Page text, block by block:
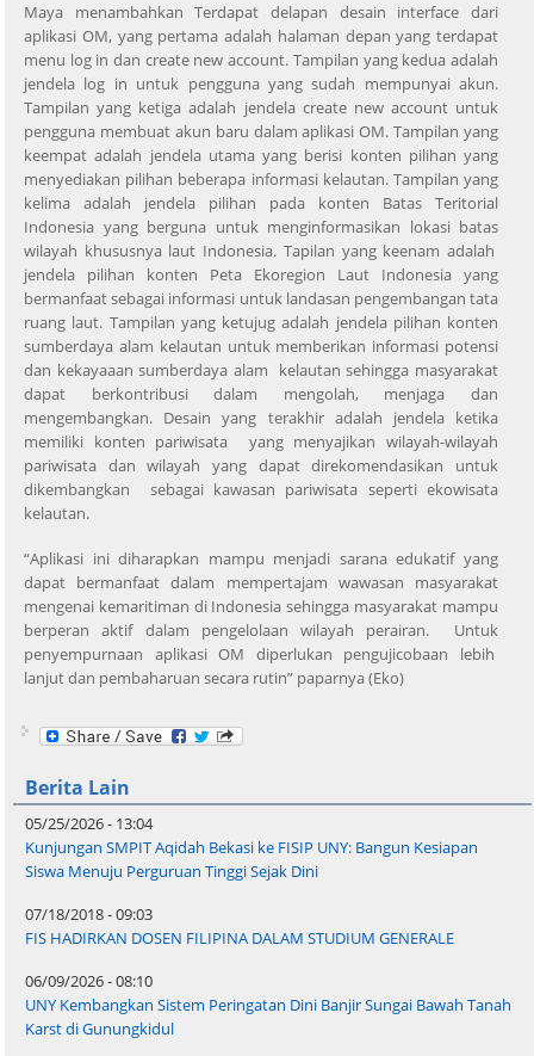
Maya menambahkan Terdapat delapan desain interface dari
aplikasi OM, yang pertama adalah halaman depan yang terdapat
menu log in dan create new account. Tampilan yang kedua adalah
jendela log in untuk pengguna yang sudah mempunyai akun.
Tampilan yang ketiga adalah jendela create new account untuk
pengguna membuat akun baru dalam aplikasi OM. Tampilan yang
keempat adalah jendela utama yang berisi konten pilihan yang
menyediakan pilihan beberapa informasi kelautan. Tampilan yang
kelima adalah jendela pilihan pada konten Batas Teritorial
Indonesia yang berguna untuk menginformasikan lokasi batas
wilayah khususnya laut Indonesia. Tapilan yang keenam adalah
jendela pilihan konten Peta Ekoregion Laut Indonesia yang
bermanfaat sebagai informasi untuk landasan pengembangan tata
ruang laut. Tampilan yang ketujug adalah jendela pilihan konten
sumberdaya alam kelautan untuk memberikan informasi potensi
dan kekayaaan sumberdaya alam kelautan sehingga masyarakat
dapat berkontribusi dalam mengolah, menjaga dan
mengembangkan. Desain yang terakhir adalah jendela ketika
memiliki konten pariwisata yang menyajikan wilayah-wilayah
pariwisata dan wilayah yang dapat direkomendasikan untuk
dikembangkan sebagai kawasan pariwisata seperti ekowisata
kelautan.
“Aplikasi ini diharapkan mampu menjadi sarana edukatif yang
dapat bermanfaat dalam mempertajam wawasan masyarakat
mengenai kemaritiman di Indonesia sehingga masyarakat mampu
berperan aktif dalam pengelolaan wilayah perairan. Untuk
penyempurnaan aplikasi OM diperlukan pengujicobaan lebih
lanjut dan pembaharuan secara rutin” paparnya (Eko)
Berita Lain
05/25/2026 - 13:04
Kunjungan SMPIT Aqidah Bekasi ke FISIP UNY: Bangun Kesiapan
Siswa Menuju Perguruan Tinggi Sejak Dini
07/18/2018 - 09:03
FIS HADIRKAN DOSEN FILIPINA DALAM STUDIUM GENERALE
06/09/2026 - 08:10
UNY Kembangkan Sistem Peringatan Dini Banjir Sungai Bawah Tanah
Karst di Gunungkidul